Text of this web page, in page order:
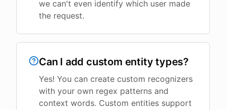
we can't even identify which user made
the request.
Can I add custom entity types?
Yes! You can create custom recognizers
with your own regex patterns and
context words. Custom entities support